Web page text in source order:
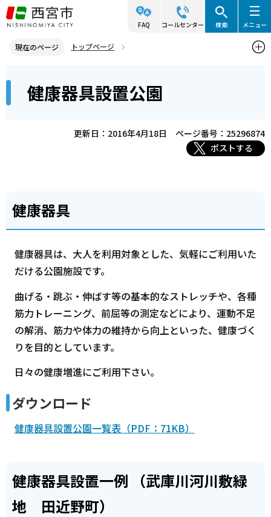
こ
の
ジ
先
FAQ コールセンター 検索 メニュー
現在のページ
トップページ
健康器具設置公園
こ
健康器具設置公園
更新日：2016年4月18日
ページ番号：25296874
ポストする
健康器具
健康器具は、大人を利用対象とした、気軽にご利用いた
だける公園施設です。
曲げる・跳ぶ・伸ばす等の基本的なストレッチや、各種
筋力トレーニング、前屈等の測定などにより、運動不足
の解消、筋力や体力の維持から向上といった、健康づく
りを目的としています。
日々の健康増進にご利用下さい。
ダウンロード
健康器具設置公園一覧表（PDF：71KB）
健康器具設置一例 （武庫川河川敷緑
地 田近野町）